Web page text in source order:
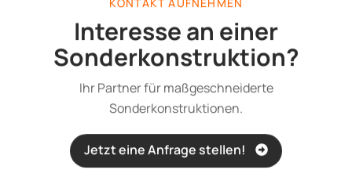
KONTAKT AUFNEHMEN
Interesse an einer
Sonderkonstruktion?
Ihr Partner für maßgeschneiderte
Sonderkonstruktionen.
Jetzt eine Anfrage stellen!